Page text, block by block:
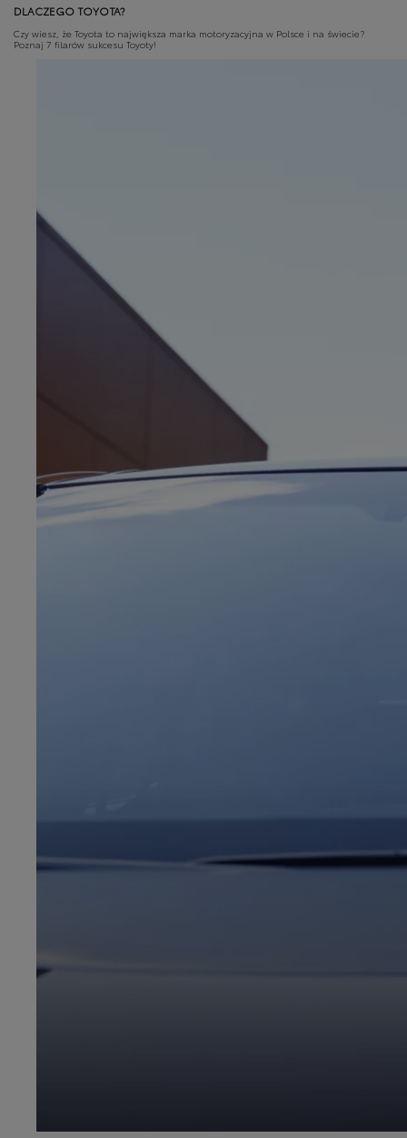
DLACZEGO TOYOTA?
Czy wiesz, że Toyota to największa marka motoryzacyjna w Polsce i na świecie?
Poznaj 7 filarów sukcesu Toyoty!